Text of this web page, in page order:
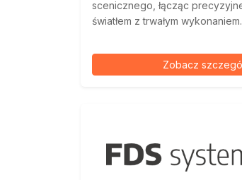
scenicznego, łącząc
światłem z trwałym wykonaniem.
Zobacz